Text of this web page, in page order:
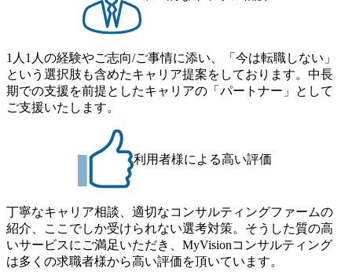
ムより高いオファー年収 ・実力主義でプロモーションでき
る（ダブルスキップもあり） ・週に1度のアサインｍｔｇで
果、なりたいキャリアを反映できるｐｊにアサインしても
らえる ・シンプレクスというテクノロジーに強い部隊がい
るため、エンジニアの視点からも協業しクライアントへ価
値提供できる ・デリバリー中心の案件もあればセールス中
心の案件もあり、個々の裁量や得意領域に合わせた売り上
げの立て方を選べる ここ1年で社員数60名⇒100名超、売上
今期18億円⇒来期30億円（いずれも約170％アップ）と急成
長中のファームである また、成長中ファームのため優秀な
上司の近くで働けるチャンスも多い(ボストン・コンサルテ
ィング・グループ出身者等 (https://www.xspear.co.jp/member/ta
keto_kajita/)） 多様なメンバー、多様なプロジェクトによる
自己成長機会が多く、新たなチャレンジが可能 100名規模に
も関わらず、外資系戦略コンサルティングファームや総合
近くには独身寮や社宅等が無いため、条件を満たす方には
住宅手当を支給します。 また、独身寮は男性のみの入居と
なるため、入居基準を満たす女性には住宅手当を支給しま
す。 住宅手当は、一般賃貸物件を従業員が契約し、規程で
定める金額を会社が支払います。 その他： 採用時や転勤等
による引っ越し費用は、会社が負担します。 2026年8月18日
(火) 19:00～20:00 2026年8月13日(木) 16:00 応募をご検討され
ている方を対象に、会社説明会を実施予定です。 ● 求人名
・【富山】半導体製造装置の生産エンジニア(製造・生産工
程の管理業務) ※主任候補・リーダークラス ・【砺波】半
導体製造装置の生産エンジニア(製造・生産工程の管理業務)
※顔出しは不要です。ご質問頂く際のみ、顔出ししていた
だければと存じます。
1人1人の経験やご志向/ご事情に添い、「今は転職しない」
という選択肢も含めたキャリア提案をしております。中長
期での支援を前提としたキャリアの「パートナー」として
ご支援いたします。
利用者様による高い評価
丁寧なキャリア相談、適切なコンサルティングファームの
紹介、ここでしか受けられない選考対策。そうした質の高
いサービスにご満足いただき、MyVisionコンサルティング
は多くの求職者様から高い評価を頂いています。